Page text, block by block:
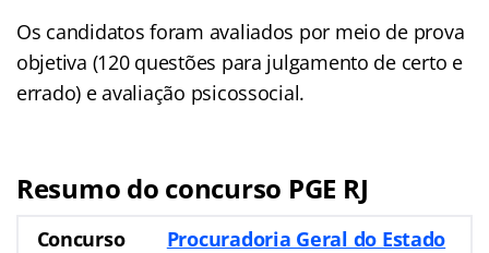
Os candidatos foram avaliados por meio de prova
objetiva (120 questões para julgamento de certo e
errado) e avaliação psicossocial.
Resumo do concurso PGE RJ
Concurso
Procuradoria Geral do Estado